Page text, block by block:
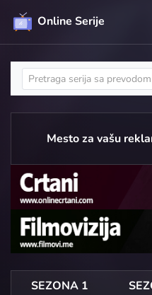
Online Serije
Mesto za vašu
SEZONA 1